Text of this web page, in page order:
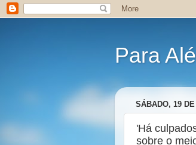
Para
SÁBADO, 19
'Há
sobre o